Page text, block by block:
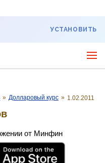
УСТАНОВИТЬ
» Долларовый курс » 1.02.2011
от Минфин